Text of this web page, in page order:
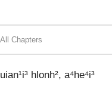
Chapters
hlonh², a⁴he⁴i³